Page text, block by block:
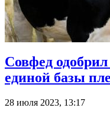
Совфед
единой базы
28 июля 2023, 13:17